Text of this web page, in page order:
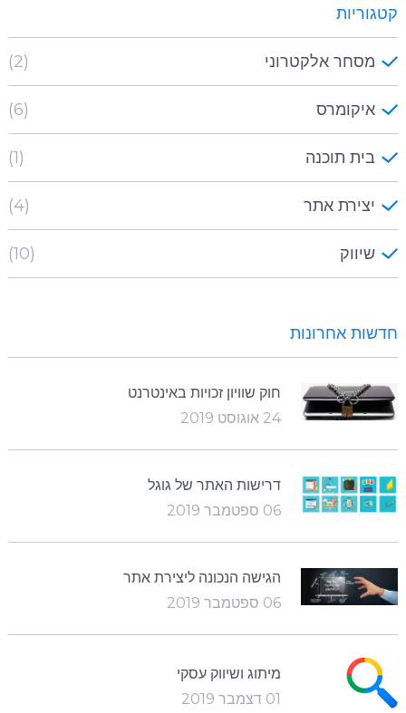
קטגוריות
מסחר אלקטרוני (2)
איקומרס (6)
בית תוכנה (1)
יצירת אתר (4)
שיווק (10)
חדשות אחרונות
חוק שוויון זכויות באינטרנט
24 אוגוסט 2019
דרישות האתר של גוגל
06 ספטמבר 2019
הגישה הנכונה ליצירת אתר
06 ספטמבר 2019
מיתוג ושיווק עסקי
01 דצמבר 2019